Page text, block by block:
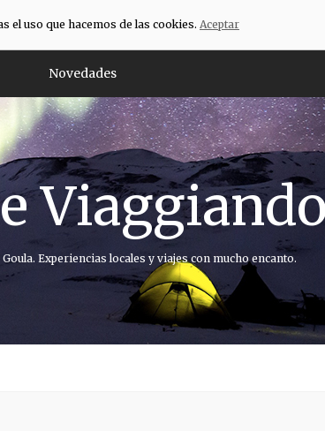
Novedades
Viaggiando
Experiencias locales y viajes con mucho encanto.
el uso que hacemos de las cookies. Aceptar